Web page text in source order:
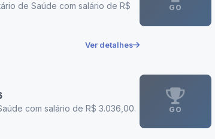
de Saúde com salário de R$
Ver detalhes
GO
com salário de R$ 3.036,00.
GO